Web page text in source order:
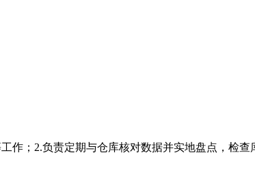
作；2.负责定期与仓库核对数据并实地盘点，检